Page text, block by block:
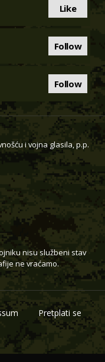
Like
Follow
Follow
i vojna glasila, p.p.
nisu službeni stav
ne vraćamo.
Pretplati se